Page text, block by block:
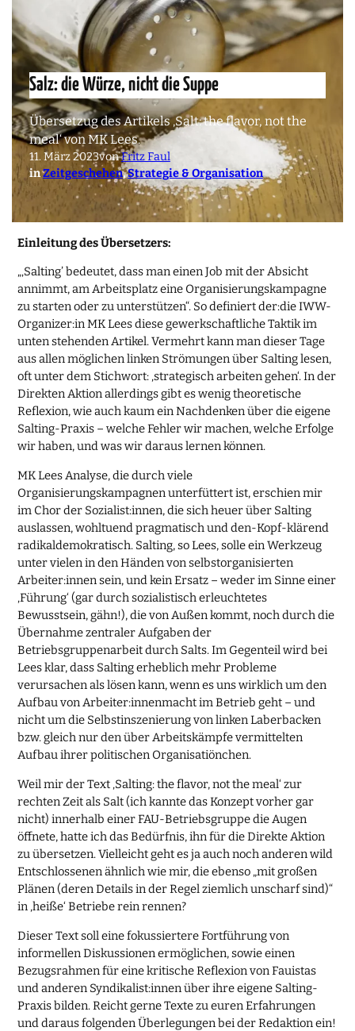
Salz: die Würze, nicht die Suppe
Übersetzug des Artikels ‚Salt: the flavor, not the
meal‘ von MK Lees.
11. März 2023vonFritz Faul
inZeitgeschehen, Strategie & Organisation
Einleitung des Übersetzers:
„‚Salting’ bedeutet, dass man einen Job mit der Absicht
annimmt, am Arbeitsplatz eine Organisierungskampagne
zu starten oder zu unterstützen“. So definiert der:die IWW-
Organizer:in MK Lees diese gewerkschaftliche Taktik im
unten stehenden Artikel. Vermehrt kann man dieser Tage
aus allen möglichen linken Strömungen über Salting lesen,
oft unter dem Stichwort: ‚strategisch arbeiten gehen‘. In der
Direkten Aktion allerdings gibt es wenig theoretische
Reflexion, wie auch kaum ein Nachdenken über die eigene
Salting-Praxis – welche Fehler wir machen, welche Erfolge
wir haben, und was wir daraus lernen können.
MK Lees Analyse, die durch viele
Organisierungskampagnen unterfüttert ist, erschien mir
im Chor der Sozialist:innen, die sich heuer über Salting
auslassen, wohltuend pragmatisch und den-Kopf-klärend
radikaldemokratisch. Salting, so Lees, solle ein Werkzeug
unter vielen in den Händen von selbstorganisierten
Arbeiter:innen sein, und kein Ersatz – weder im Sinne einer
‚Führung‘ (gar durch sozialistisch erleuchtetes
Bewusstsein, gähn!), die von Außen kommt, noch durch die
Übernahme zentraler Aufgaben der
Betriebsgruppenarbeit durch Salts. Im Gegenteil wird bei
Lees klar, dass Salting erheblich mehr Probleme
verursachen als lösen kann, wenn es uns wirklich um den
Aufbau von Arbeiter:innenmacht im Betrieb geht – und
nicht um die Selbstinszenierung von linken Laberbacken
bzw. gleich nur den über Arbeitskämpfe vermittelten
Aufbau ihrer politischen Organisatiönchen.
Weil mir der Text ‚Salting: the flavor, not the meal‘ zur
rechten Zeit als Salt (ich kannte das Konzept vorher gar
nicht) innerhalb einer FAU-Betriebsgruppe die Augen
öffnete, hatte ich das Bedürfnis, ihn für die Direkte Aktion
zu übersetzen. Vielleicht geht es ja auch noch anderen wild
Entschlossenen ähnlich wie mir, die ebenso „mit großen
Plänen (deren Details in der Regel ziemlich unscharf sind)“
in ‚heiße‘ Betriebe rein rennen?
Dieser Text soll eine fokussiertere Fortführung von
informellen Diskussionen ermöglichen, sowie einen
Bezugsrahmen für eine kritische Reflexion von Fauistas
und anderen Syndikalist:innen über ihre eigene Salting-
Praxis bilden. Reicht gerne Texte zu euren Erfahrungen
und daraus folgenden Überlegungen bei der Redaktion ein!